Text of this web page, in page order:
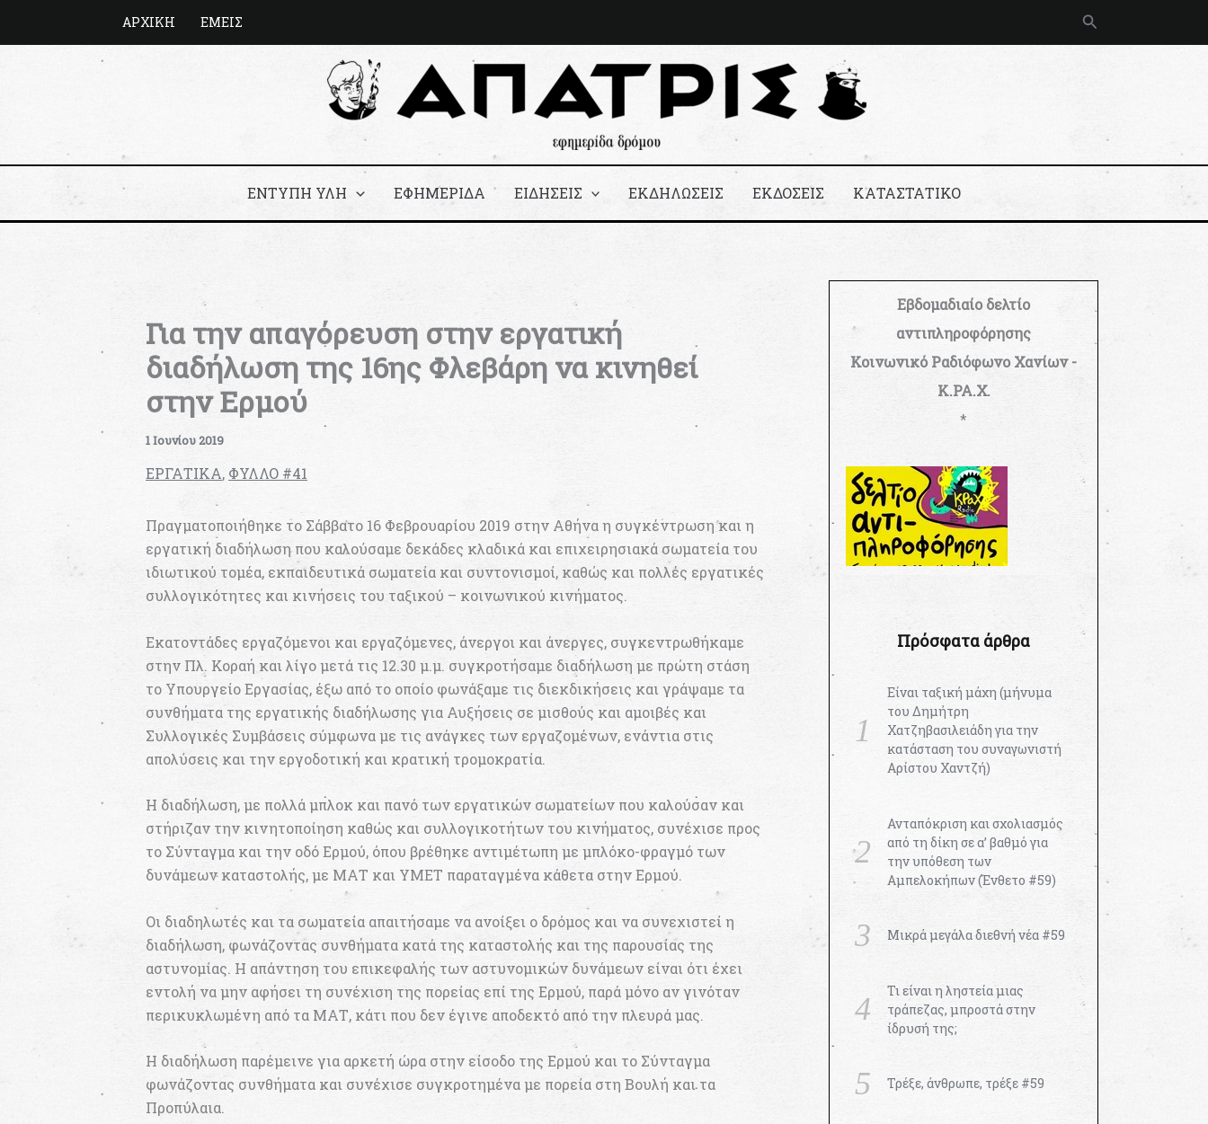
ΑΡΧΙΚΗ ΕΜΕΙΣ Αναζήτηση
ΕΝΤΥΠΗ ΥΛΗ ΕΦΗΜΕΡΙΔΑ ΕΙΔΗΣΕΙΣ ΕΚΔΗΛΩΣΕΙΣ ΕΚΔΟΣΕΙΣ ΚΑΤΑΣΤΑΤΙΚΟ
Για την απαγόρευση στην εργατική
διαδήλωση της 16ης Φλεβάρη να κινηθεί
στην Ερμού
1 Ιουνίου 2019
ΕΡΓΑΤΙΚΑ, ΦΥΛΛΟ #41
Πραγματοποιήθηκε το Σάββατο 16 Φεβρουαρίου 2019 στην Αθήνα η συγκέντρωση και η
εργατική διαδήλωση που καλούσαμε δεκάδες κλαδικά και επιχειρησιακά σωματεία του
ιδιωτικού τομέα, εκπαιδευτικά σωματεία και συντονισμοί, καθώς και πολλές εργατικές
συλλογικότητες και κινήσεις του ταξικού – κοινωνικού κινήματος.
Εκατοντάδες εργαζόμενοι και εργαζόμενες, άνεργοι και άνεργες, συγκεντρωθήκαμε
στην Πλ. Κοραή και λίγο μετά τις 12.30 μ.μ. συγκροτήσαμε διαδήλωση με πρώτη στάση
το Υπουργείο Εργασίας, έξω από το οποίο φωνάξαμε τις διεκδικήσεις και γράψαμε τα
συνθήματα της εργατικής διαδήλωσης για Αυξήσεις σε μισθούς και αμοιβές και
Συλλογικές Συμβάσεις σύμφωνα με τις ανάγκες των εργαζομένων, ενάντια στις
απολύσεις και την εργοδοτική και κρατική τρομοκρατία.
Η διαδήλωση, με πολλά μπλοκ και πανό των εργατικών σωματείων που καλούσαν και
στήριζαν την κινητοποίηση καθώς και συλλογικοτήτων του κινήματος, συνέχισε προς
το Σύνταγμα και την οδό Ερμού, όπου βρέθηκε αντιμέτωπη με μπλόκο-φραγμό των
δυνάμεων καταστολής, με ΜΑΤ και ΥΜΕΤ παραταγμένα κάθετα στην Ερμού.
Οι διαδηλωτές και τα σωματεία απαιτήσαμε να ανοίξει ο δρόμος και να συνεχιστεί η
διαδήλωση, φωνάζοντας συνθήματα κατά της καταστολής και της παρουσίας της
αστυνομίας. Η απάντηση του επικεφαλής των αστυνομικών δυνάμεων είναι ότι έχει
εντολή να μην αφήσει τη συνέχιση της πορείας επί της Ερμού, παρά μόνο αν γινόταν
περικυκλωμένη από τα ΜΑΤ, κάτι που δεν έγινε αποδεκτό από την πλευρά μας.
Η διαδήλωση παρέμεινε για αρκετή ώρα στην είσοδο της Ερμού και το Σύνταγμα
φωνάζοντας συνθήματα και συνέχισε συγκροτημένα με πορεία στη Βουλή και τα
Προπύλαια.
Εβδομαδιαίο δελτίο
αντιπληροφόρησης
Κοινωνικό Ραδιόφωνο Χανίων -
Κ.ΡΑ.Χ.
*
Πρόσφατα άρθρα
Είναι ταξική μάχη (μήνυμα
του Δημήτρη
Χατζηβασιλειάδη για την
κατάσταση του συναγωνιστή
Αρίστου Χαντζή)
Ανταπόκριση και σχολιασμός
από τη δίκη σε α’ βαθμό για
την υπόθεση των
Αμπελοκήπων (Ένθετο #59)
Μικρά μεγάλα διεθνή νέα #59
Τι είναι η ληστεία μιας
τράπεζας, μπροστά στην
ίδρυσή της;
Τρέξε, άνθρωπε, τρέξε #59